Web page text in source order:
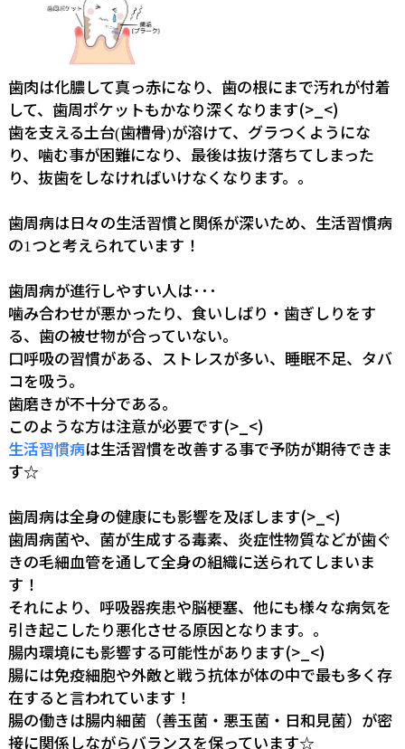
歯肉は化膿して真っ赤になり、歯の根にまで汚れが付着
して、歯周ポケットもかなり深くなります(>_<)
歯を支える土台(歯槽骨)が溶けて、グラつくようにな
り、噛む事が困難になり、最後は抜け落ちてしまった
り、抜歯をしなければいけなくなります。。
歯周病は日々の生活習慣と関係が深いため、生活習慣病
の1つと考えられています！
歯周病が進行しやすい人は･･･
噛み合わせが悪かったり、食いしばり・歯ぎしりをす
る、歯の被せ物が合っていない。
口呼吸の習慣がある、ストレスが多い、睡眠不足、タバ
コを吸う。
歯磨きが不十分である。
このような方は注意が必要です(>_<)
生活習慣病は生活習慣を改善する事で予防が期待できま
す☆
歯周病は全身の健康にも影響を及ぼします(>_<)
歯周病菌や、菌が生成する毒素、炎症性物質などが歯ぐ
きの毛細血管を通して全身の組織に送られてしまいま
す！
それにより、呼吸器疾患や脳梗塞、他にも様々な病気を
引き起こしたり悪化させる原因となります。。
腸内環境にも影響する可能性があります(>_<)
腸には免疫細胞や外敵と戦う抗体が体の中で最も多く存
在すると言われています！
腸の働きは腸内細菌（善玉菌・悪玉菌・日和見菌）が密
接に関係しながらバランスを保っています☆